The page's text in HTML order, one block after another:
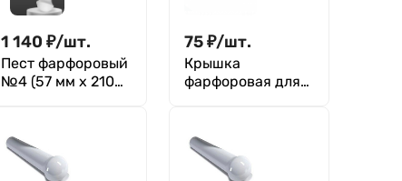
1 140 ₽/шт.
Пест фарфоровый
№4 (57 мм х 210
75₽/шт.
Крышка
фарфоровая для
80